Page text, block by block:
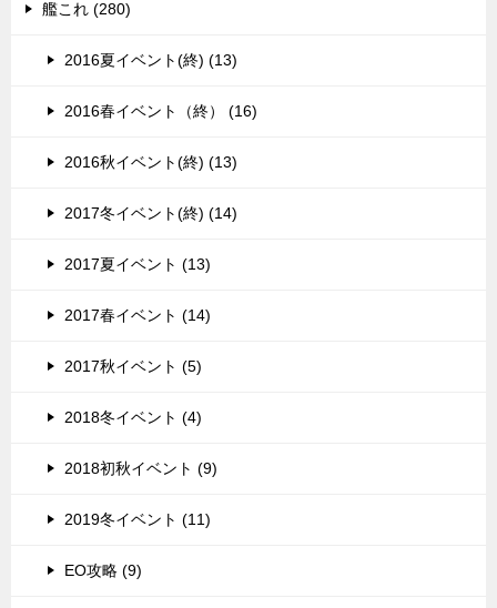
艦これ (280)
2016夏イベント(終) (13)
2016春イベント（終） (16)
2016秋イベント(終) (13)
2017冬イベント(終) (14)
2017夏イベント (13)
2017春イベント (14)
2017秋イベント (5)
2018冬イベント (4)
2018初秋イベント (9)
2019冬イベント (11)
EO攻略 (9)